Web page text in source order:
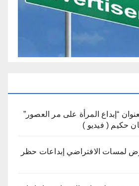
“إبداع المرأة على مر العصور”
حكيم ( فيديو )
لمسات الافتراضي إبداعات حظر